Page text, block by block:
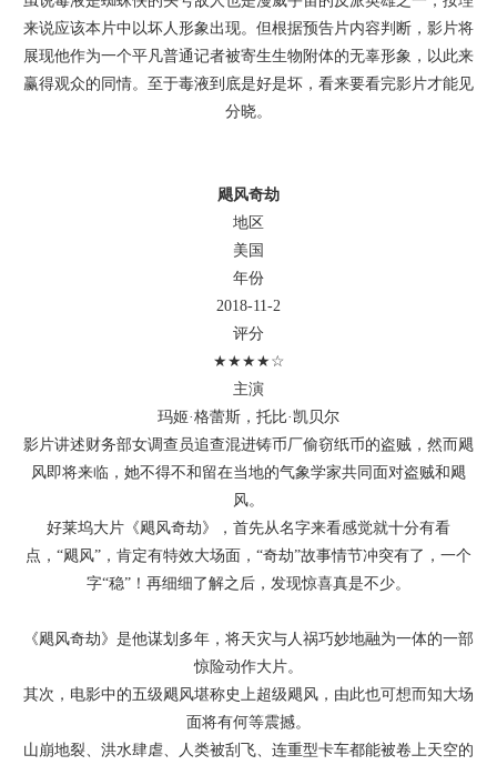
来说应该本片中以坏人形象出现。但根据预告片内容判断，影片将
展现他作为一个平凡普通记者被寄生生物附体的无辜形象，以此来
赢得观众的同情。至于毒液到底是好是坏，看来要看完影片才能见
分晓。
飓风奇劫
地区
美国
年份
2018-11-2
评分
★★★★☆
主演
玛姬·格蕾斯，托比·凯贝尔
影片讲述财务部女调查员追查混进铸币厂偷窃纸币的盗贼，然而飓
风即将来临，她不得不和留在当地的气象学家共同面对盗贼和飓
风。
好莱坞大片《飓风奇劫》，首先从名字来看感觉就十分有看
点，“飓风”，肯定有特效大场面，“奇劫”故事情节冲突有了，一个
字“稳”！再细细了解之后，发现惊喜真是不少。
《飓风奇劫》是他谋划多年，将天灾与人祸巧妙地融为一体的一部
惊险动作大片。
其次，电影中的五级飓风堪称史上超级飓风，由此也可想而知大场
面将有何等震撼。
山崩地裂、洪水肆虐、人类被刮飞、连重型卡车都能被卷上天空的